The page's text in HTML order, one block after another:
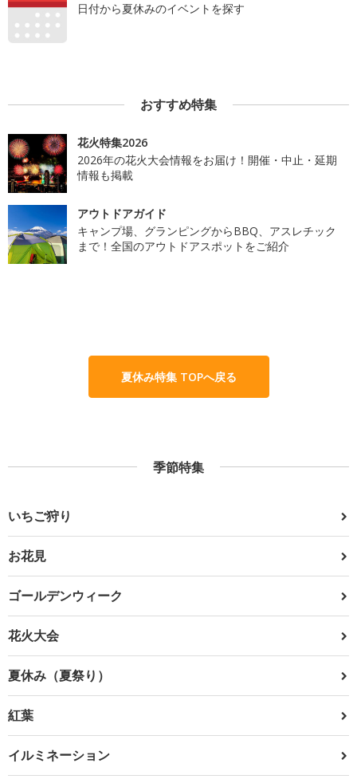
日付から夏休みのイベントを探す
おすすめ特集
花火特集2026
2026年の花火大会情報をお届け！開催・中止・延期
情報も掲載
アウトドアガイド
キャンプ場、グランピングからBBQ、アスレチック
まで！全国のアウトドアスポットをご紹介
夏休み特集 TOPへ戻る
季節特集
いちご狩り
お花見
ゴールデンウィーク
花火大会
夏休み（夏祭り）
紅葉
イルミネーション